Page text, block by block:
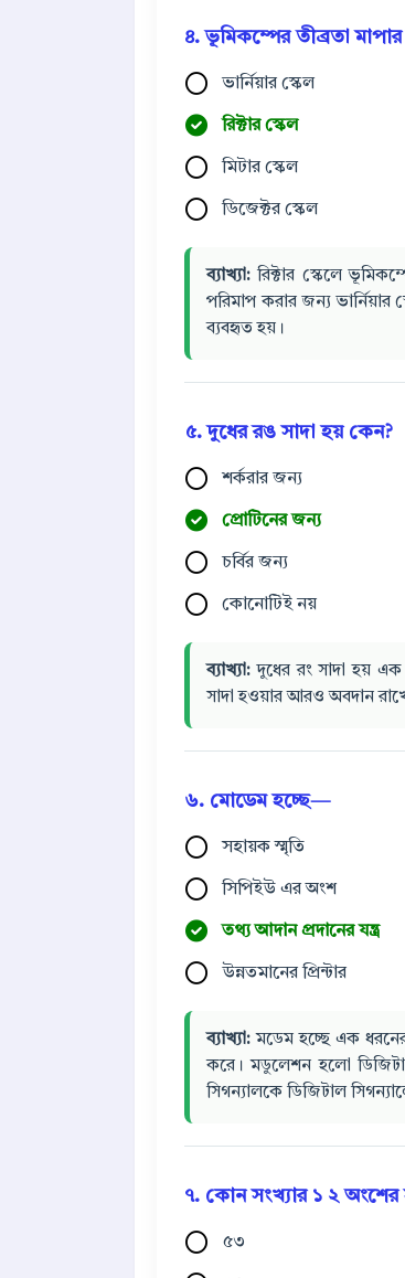
৪. ভূমিকম্পের তীব্রতা মাপার
ভার্নিয়ার স্কেল
রিক্টার স্কেল
মিটার স্কেল
ডিজেক্টর স্কেল
ব্যাখ্যা: রিক্টার স্কেলে
পরিমাপ করার জন্য ভার্নিয়ার
ব্যবহৃত হয়।
৫. দুধের রঙ সাদা হয় কেন?
শর্করার জন্য
প্রোটিনের জন্য
চর্বির জন্য
কোনোটিই নয়
ব্যাখ্যা: দুধের রং সাদা হয়
সাদা হওয়ার আরও অবদান
৬. মোডেম হচ্ছে—
সহায়ক স্মৃতি
সিপিইউ এর অংশ
তথ্য আদান প্রদানের যন্ত্র
উন্নতমানের প্রিন্টার
ব্যাখ্যা: মডেম হচ্ছে এক
করে। মডুলেশন হলো
সিগন্যালকে ডিজিটাল
৭. কোন সংখ্যার ১ ২অংশের
৫৩